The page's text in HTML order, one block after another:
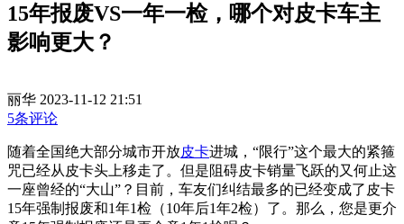
15年报废VS一年一检，哪个对皮卡车主
影响更大？
丽华 2023-11-12 21:51
5条评论
随着全国绝大部分城市开放皮卡进城，“限行”这个最大的紧箍
咒已经从皮卡头上移走了。但是阻碍皮卡销量飞跃的又何止这
一座曾经的“大山”？目前，车友们纠结最多的已经变成了皮卡
15年强制报废和1年1检（10年后1年2检）了。那么，您是更介